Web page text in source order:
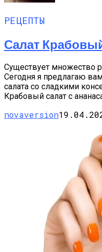
РЕЦЕПТЫ
Салат
Существует множество
Сегодня я предлагаю
салата со сладкими
Крабовый салат с
novaversion